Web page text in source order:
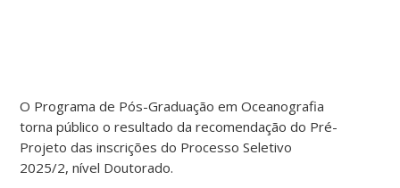
O Programa de Pós-Graduação em Oceanografia
torna público o resultado da recomendação do Pré-
Projeto das inscrições do Processo Seletivo
2025/2, nível Doutorado.